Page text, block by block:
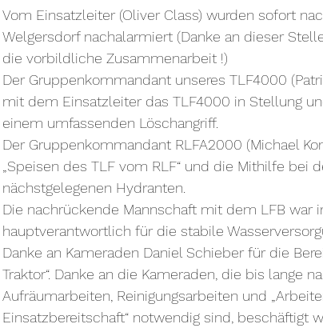
Vom Einsatzleiter (Oliver Class) wurden sofort
Welgersdorf nachalarmiert (Danke an dieser
die vorbildliche Zusammenarbeit !)
Der Gruppenkommandant unseres TLF4000
mit dem Einsatzleiter das TLF4000 in Stellung
einem umfassenden Löschangriff.
Der Gruppenkommandant RLFA2000 (Michael
„Speisen des TLF vom RLF“ und die Mithilfe bei
nächstgelegenen Hydranten.
Die nachrückende Mannschaft mit dem LFB war
hauptverantwortlich für die stabile
Danke an Kameraden Daniel Schieber für die
Traktor“. Danke an die Kameraden, die bis lange
Aufräumarbeiten, Reinigungsarbeiten und
Einsatzbereitschaft“ notwendig sind, beschäftigt